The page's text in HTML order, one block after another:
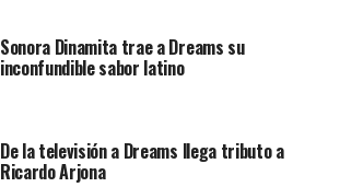
Sonora Dinamita trae a Dreams su
inconfundible sabor latino
De la televisión a Dreams llega tributo a
Ricardo Arjona